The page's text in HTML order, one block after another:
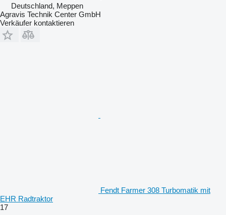
Deutschland, Meppen
Agravis Technik Center GmbH
Verkäufer kontaktieren
Fendt Farmer 308 Turbomatik mit
EHR Radtraktor
17